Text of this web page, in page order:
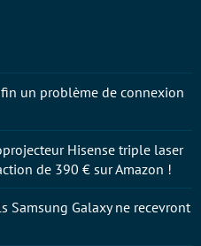
un problème de connexion
Hisense triple laser
de 390 € sur Amazon !
Samsung Galaxy ne recevront